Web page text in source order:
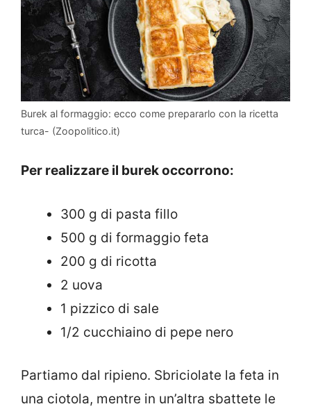
Burek al formaggio: ecco come prepararlo con la ricetta
turca- (Zoopolitico.it)
Per realizzare il burek occorrono:
300 g di pasta fillo
500 g di formaggio feta
200 g di ricotta
2 uova
1 pizzico di sale
1/2 cucchiaino di pepe nero
Partiamo dal ripieno. Sbriciolate la feta in
una ciotola, mentre in un’altra sbattete le